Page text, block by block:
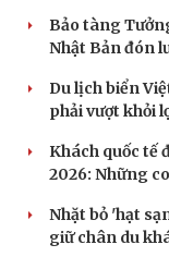
Bảo tàng
Nhật Bản đón
Du lịch biển
phải vượt khỏi
Khách quốc tế
2026: Những
Nhặt bỏ 'hạt
giữ chân du